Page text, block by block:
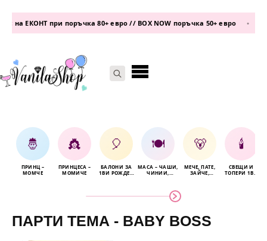
ЕКОНТ при поръчка 80+ евро // BOX NOW поръчка 50+ евро •
🤴
ПРИНЦ –
МОМЧЕ
👸
ПРИНЦЕСА –
МОМИЧЕ
🎈
БАЛОНИ ЗА
1ВИ РОЖДЕН
🍽️
МАСА – ЧАШИ,
ЧИНИИ,
🐻
МЕЧЕ, ПАТЕ,
ЗАЙЧЕ,
🕯️
СВЕЩИ И
ТОПЕРИ 1ВИ
ПАРТИ ТЕМА - BABY BOSS